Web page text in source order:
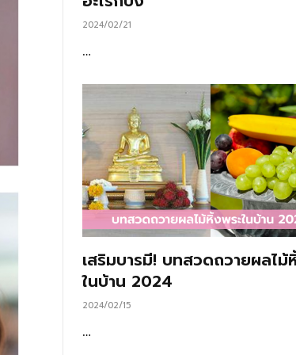
2024/02/21
…
เสริมบารมี! บทสวดถวายผลไม้
ในบ้าน 2024
2024/02/15
…